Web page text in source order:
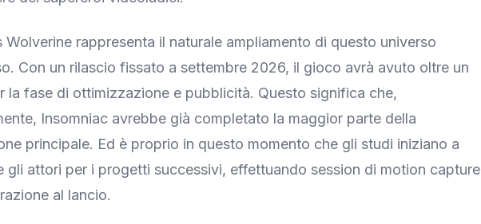
Wolverine rappresenta il naturale ampliamento di questo universo
Con un rilascio fissato a settembre 2026, il gioco avrà avuto oltre un
la fase di ottimizzazione e pubblicità. Questo significa che,
Insomniac avrebbe già completato la maggior parte della
principale. Ed è proprio in questo momento che gli studi iniziano a
gli attori per i progetti successivi, effettuando session di motion capture
al lancio.